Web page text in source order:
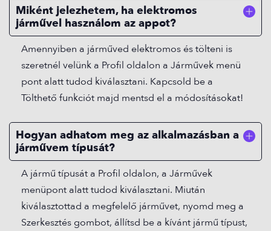
Miként jelezhetem, ha elektromos
járművel használom az appot?
Amennyiben a járműved elektromos és tölteni is
szeretnél velünk a Profil oldalon a Járművek menü
pont alatt tudod kiválasztani. Kapcsold be a
Tölthető funkciót majd mentsd el a módosításokat!
Hogyan adhatom meg az alkalmazásban a
járművem típusát?
A jármű típusát a Profil oldalon, a Járművek
menüpont alatt tudod kiválasztani. Miután
kiválasztottad a megfelelő járművet, nyomd meg a
Szerkesztés gombot, állítsd be a kívánt jármű típust,